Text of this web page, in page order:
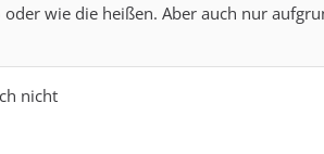
wie die heißen. Aber auch nur
nicht